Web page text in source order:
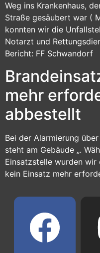
Weg ins Krankenhaus,
Straße gesäubert war (
konnten wir die
Notarzt und
Bericht: FF Schwandorf
mehr
abbestellt
Bei der Alarmierung
steht am Gebäude „.
Einsatzstelle wurden
kein Einsatz mehr